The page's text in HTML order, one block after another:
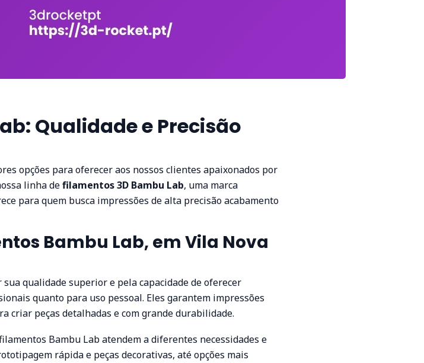
Qualidade e Precisão
opções para oferecer aos nossos clientes apaixonados por
linha defilamentos 3D Bambu Lab, uma marca
para quem busca impressões de alta precisão acabamento
Bambu Lab, em Vila Nova
qualidade superior e pela capacidade de oferecer
quanto para uso pessoal. Eles garantem impressões
criar peças detalhadas e com grande durabilidade.
Bambu Lab atendem a diferentes necessidades e
rápida e peças decorativas, até opções mais